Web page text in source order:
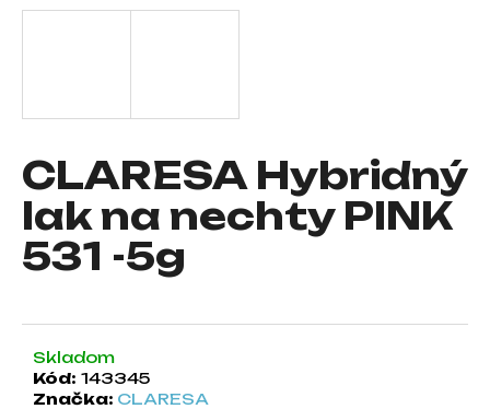
CLARESA Hybridný
lak na nechty PINK
531 -5g
Skladom
Kód: 143345
Značka: CLARESA
ť
HĽADAŤ
d
p